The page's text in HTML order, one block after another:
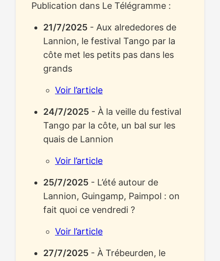
Publication dans Le Télégramme :
21/7/2025 - Aux alrededores de
Lannion, le festival Tango par la
côte met les petits pas dans les
grands
Voir l’article
24/7/2025 - À la veille du festival
Tango par la côte, un bal sur les
quais de Lannion
Voir l’article
25/7/2025 - L’été autour de
Lannion, Guingamp, Paimpol : on
fait quoi ce vendredi ?
Voir l’article
27/7/2025 - À Trébeurden, le